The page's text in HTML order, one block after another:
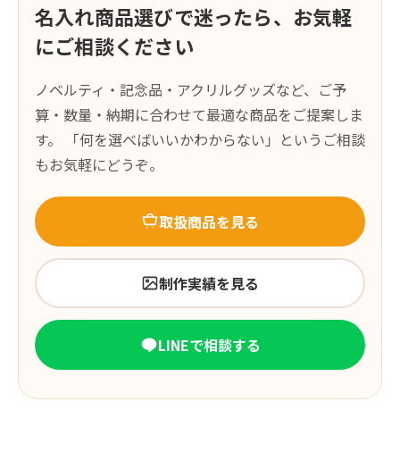
名入れ商品選びで迷ったら、お気軽
にご相談ください
ノベルティ・記念品・アクリルグッズなど、ご予
算・数量・納期に合わせて最適な商品をご提案しま
す。 「何を選べばいいかわからない」というご相談
もお気軽にどうぞ。
取扱商品を見る
制作実績を見る
LINEで相談する